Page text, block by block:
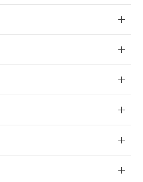
（当社基準）
点で非含有を証明す
て非含有を証明する
タル酸エステル類４
在することから備考
おりました。
の在庫切替を完了
り割愛しておりま